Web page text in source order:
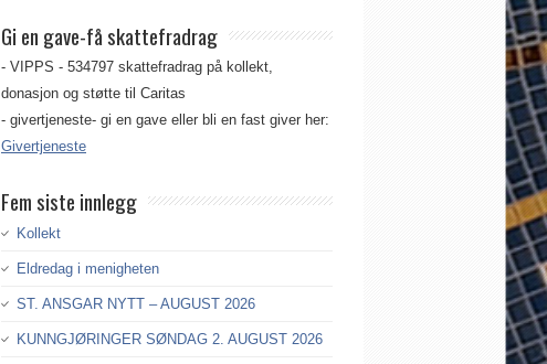
Gi en gave-få skattefradrag
- VIPPS - 534797 skattefradrag på kollekt,
donasjon og støtte til Caritas
- givertjeneste- gi en gave eller bli en fast giver her:
Givertjeneste
Fem siste innlegg
Kollekt
Eldredag i menigheten
ST. ANSGAR NYTT – AUGUST 2026
KUNNGJØRINGER SØNDAG 2. AUGUST 2026